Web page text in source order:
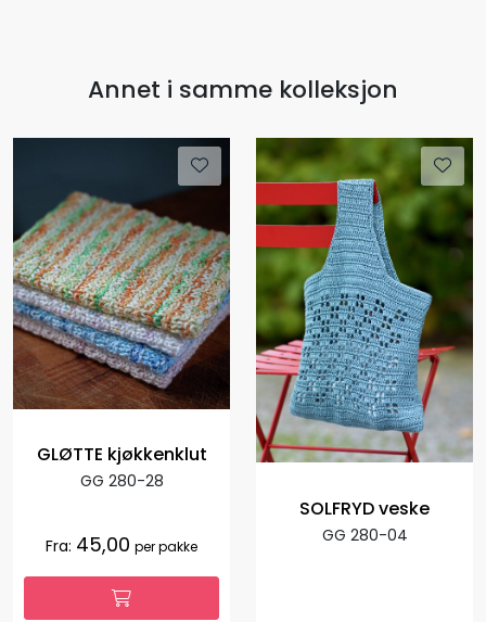
Annet i samme kolleksjon
GLØTTE kjøkkenklut
GG 280-28
Fra: 45,00 per pakke
SOLFRYD veske
GG 280-04